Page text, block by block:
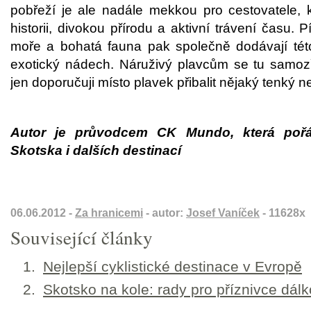
pobřeží je ale nadále mekkou pro cestovatele,
historii, divokou přírodu a aktivní trávení času.
moře a bohatá fauna pak společně dodávají
exotický nádech. Náruživý plavcům se tu
jen doporučuji místo plavek přibalit nějaký tenký
Autor je průvodcem CK Mundo, která
Skotska i dalších destinací
06.06.2012 - Za hranicemi - autor: Josef Vaníček - 11628x
Související články
Nejlepší cyklistické destinace v Evropě
Skotsko na kole: rady pro příznivce